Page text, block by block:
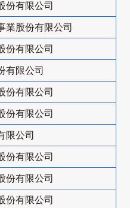
份有限公司
業股份有限公司
份有限公司
有限公司
份有限公司
份有限公司
限公司
份有限公司
份有限公司
份有限公司